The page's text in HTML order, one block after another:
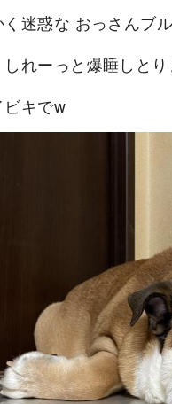
迷惑な おっさんブ
れーっと爆睡しとり
キでw